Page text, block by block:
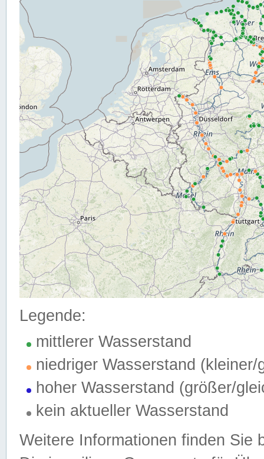
Legende:
mittlerer Wasserstand
niedriger Wasserstand (kleiner/
hoher Wasserstand (größer/
kein aktueller Wasserstand
Weitere Informationen finden Sie